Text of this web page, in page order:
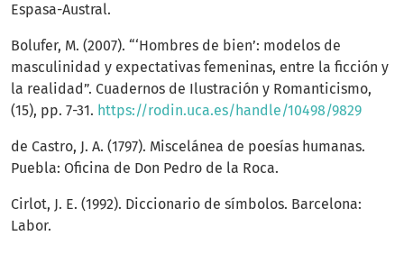
Espasa-Austral.
Bolufer, M. (2007). “‘Hombres de bien’: modelos de
masculinidad y expectativas femeninas, entre la ficción y
la realidad”. Cuadernos de Ilustración y Romanticismo,
(15), pp. 7-31. https://rodin.uca.es/handle/10498/9829
de Castro, J. A. (1797). Miscelánea de poesías humanas.
Puebla: Oficina de Don Pedro de la Roca.
Cirlot, J. E. (1992). Diccionario de símbolos. Barcelona:
Labor.